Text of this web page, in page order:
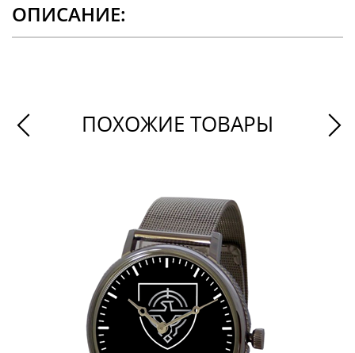
ОПИСАНИЕ:
ПОХОЖИЕ ТОВАРЫ